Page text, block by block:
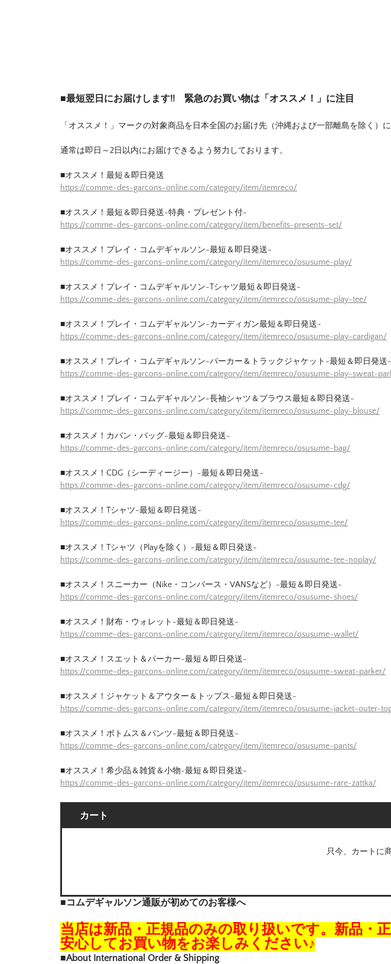
■最短翌日にお届けします!! 緊急のお買い物は「オススメ！」に注目
「オススメ！」マークの対象商品を日本全国のお届け先（沖縄および一部離島を除く）
通常は即日～2日以内にお届けできるよう努力しております。
■オススメ！最短＆即日発送
https://comme-des-garcons-online.com/category/item/itemreco/
■オススメ！最短＆即日発送-特典・プレゼント付-
https://comme-des-garcons-online.com/category/item/benefits-presents-set/
■オススメ！プレイ・コムデギャルソン-最短＆即日発送-
https://comme-des-garcons-online.com/category/item/itemreco/osusume-play/
■オススメ！プレイ・コムデギャルソン-Tシャツ最短＆即日発送-
https://comme-des-garcons-online.com/category/item/itemreco/osusume-play-tee/
■オススメ！プレイ・コムデギャルソン-カーディガン最短＆即日発送-
https://comme-des-garcons-online.com/category/item/itemreco/osusume-play-cardigan/
■オススメ！プレイ・コムデギャルソン-パーカー＆トラックジャケット-最短＆即日発送-
https://comme-des-garcons-online.com/category/item/itemreco/osusume-play-sweat-
■オススメ！プレイ・コムデギャルソン-長袖シャツ＆ブラウス最短＆即日発送-
https://comme-des-garcons-online.com/category/item/itemreco/osusume-play-blouse/
■オススメ！カバン・バッグ-最短＆即日発送-
https://comme-des-garcons-online.com/category/item/itemreco/osusume-bag/
■オススメ！CDG（シーディージー）-最短＆即日発送-
https://comme-des-garcons-online.com/category/item/itemreco/osusume-cdg/
■オススメ！Tシャツ-最短＆即日発送-
https://comme-des-garcons-online.com/category/item/itemreco/osusume-tee/
■オススメ！Tシャツ（Playを除く）-最短＆即日発送-
https://comme-des-garcons-online.com/category/item/itemreco/osusume-tee-noplay/
■オススメ！スニーカー（Nike・コンバース・VANSなど）-最短＆即日発送-
https://comme-des-garcons-online.com/category/item/itemreco/osusume-shoes/
■オススメ！財布・ウォレット-最短＆即日発送-
https://comme-des-garcons-online.com/category/item/itemreco/osusume-wallet/
■オススメ！スエット＆パーカー-最短＆即日発送-
https://comme-des-garcons-online.com/category/item/itemreco/osusume-sweat-parker/
■オススメ！ジャケット＆アウター＆トップス-最短＆即日発送-
https://comme-des-garcons-online.com/category/item/itemreco/osusume-jacket-outer-
■オススメ！ボトムス＆パンツ-最短＆即日発送-
https://comme-des-garcons-online.com/category/item/itemreco/osusume-pants/
■オススメ！希少品＆雑貨＆小物-最短＆即日発送-
https://comme-des-garcons-online.com/category/item/itemreco/osusume-rare-zattka/
カート
只今、カートに
■コムデギャルソン通販が初めてのお客様へ
当店は新品・正規品のみの取り扱いです。新品・
安心してお買い物をお楽しみください♪
■About International Order & Shipping